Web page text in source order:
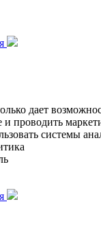
дает
и проводить
системы